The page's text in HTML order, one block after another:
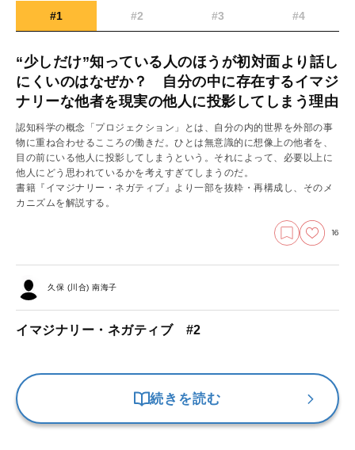
#1 #2 #3 #4
“少しだけ”知っている人のほうが初対面より話し
にくいのはなぜか？ 自分の中に存在するイマジ
ナリーな他者を現実の他人に投影してしまう理由
認知科学の概念「プロジェクション」とは、自分の内的世界を外部の事
物に重ね合わせるこころの働きだ。ひとは無意識的に想像上の他者を、
目の前にいる他人に投影してしまうという。それによって、必要以上に
他人にどう思われているかを考えすぎてしまうのだ。
書籍『イマジナリー・ネガティブ』より一部を抜粋・再構成し、そのメ
カニズムを解説する。
16
久保 (川合) 南海子
イマジナリー・ネガティブ #2
続きを読む